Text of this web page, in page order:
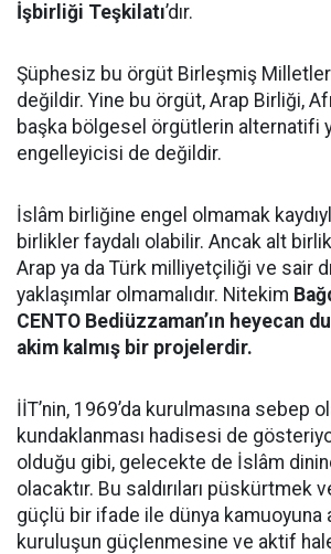
İşbirliği Teşkilatı’dır.
Şüphesiz bu örgüt Birleşmiş
değildir. Yine bu örgüt, Arap Birliği,
başka bölgesel örgütlerin alternatifi
engelleyicisi de değildir.
İslâm birliğine engel olmamak
birlikler faydalı olabilir. Ancak alt
Arap ya da Türk milliyetçiliği ve sair
yaklaşımlar olmamalıdır. Nitekim
CENTO Bediüzzaman’ın heyecan
akim kalmış bir projelerdir.
İİT’nin, 1969’da kurulmasına sebep
kundaklanması hadisesi de
olduğu gibi, gelecekte de İslâm
olacaktır. Bu saldırıları püskürtmek
güçlü bir ifade ile dünya kamuoyuna
kuruluşun güçlenmesine ve aktif